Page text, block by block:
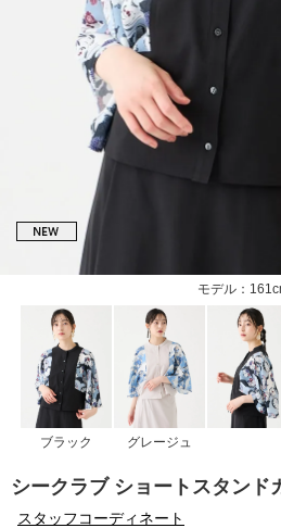
モデル：
ブラック グレージュ
シークラブ ショートスタンド
スタッフコーディネート